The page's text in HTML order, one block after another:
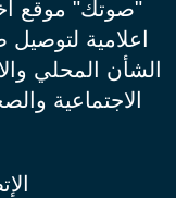
"صوتك" موقع
اعلامية
الشأن المحلي
الاجتماعية